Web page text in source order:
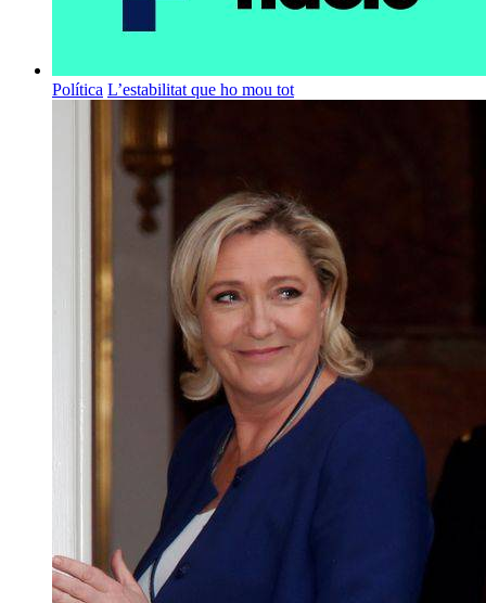
Política L’estabilitat que ho mou tot